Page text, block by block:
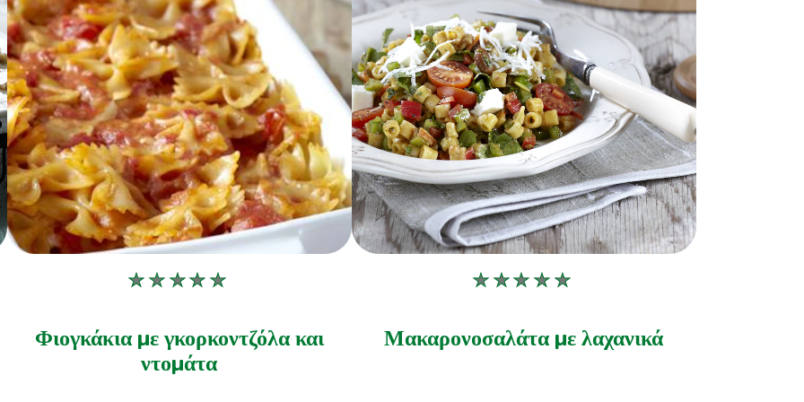
Δεν
αξιολογήσεις
για
Φιογκάκια με γκορκοντζόλα και
ντομάτα
Δεν
αξιολογήσεις
Μακαρονοσαλάτα με λαχανικά